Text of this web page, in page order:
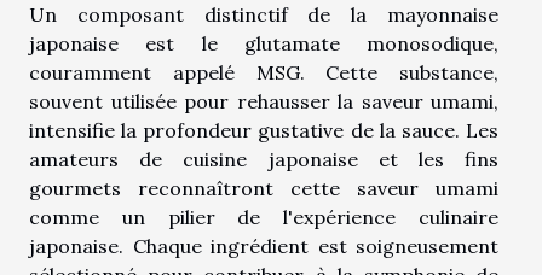
Un composant distinctif de la mayonnaise
japonaise est le glutamate monosodique,
couramment appelé MSG. Cette substance,
souvent utilisée pour rehausser la saveur umami,
intensifie la profondeur gustative de la sauce. Les
amateurs de cuisine japonaise et les fins
gourmets reconnaîtront cette saveur umami
comme un pilier de l'expérience culinaire
japonaise. Chaque ingrédient est soigneusement